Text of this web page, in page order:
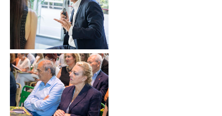
Sin leyenda
Sin leyenda